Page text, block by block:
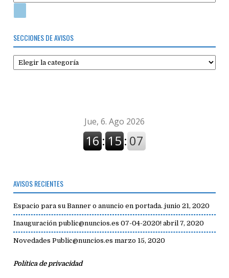
SECCIONES DE AVISOS
Secciones
de
AVISOS RECIENTES
Espacio para su Banner o anuncio en portada. junio 21, 2020
Inauguración public@nuncios.es 07-04-2020! abril 7, 2020
Novedades Public@nuncios.es marzo 15, 2020
Política de privacidad